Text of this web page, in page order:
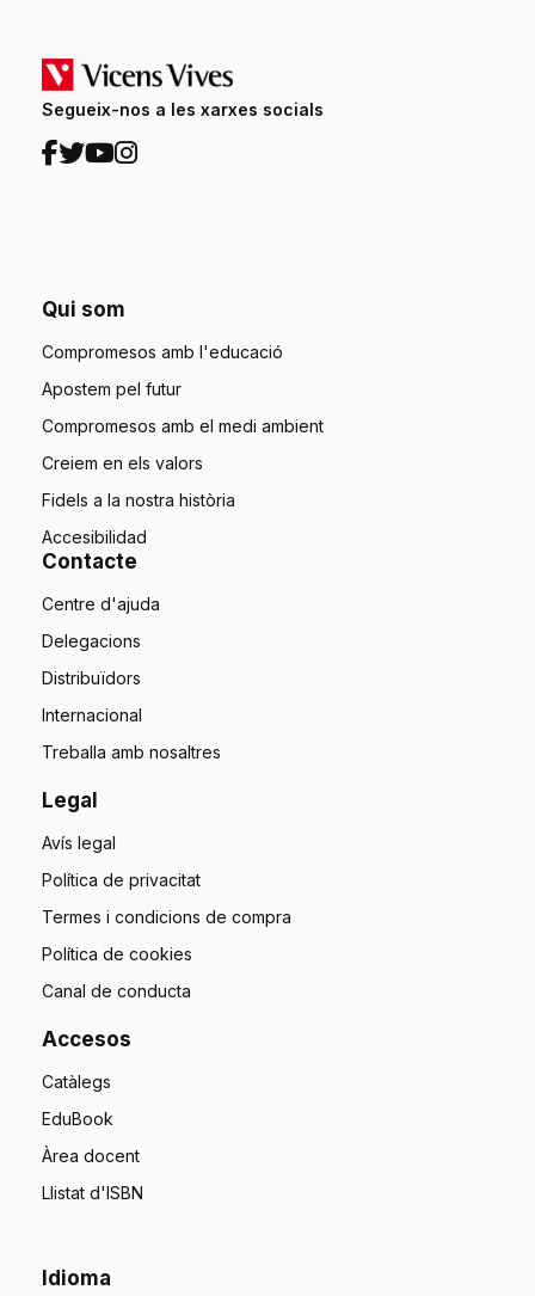
Segueix-nos a les xarxes socials
Qui som
Compromesos amb l'educació
Apostem pel futur
Compromesos amb el medi ambient
Creiem en els valors
Fidels a la nostra història
Accesibilidad
Contacte
Centre d'ajuda
Delegacions
Distribuïdors
Internacional
Treballa amb nosaltres
Legal
Avís legal
Política de privacitat
Termes i condicions de compra
Política de cookies
Canal de conducta
Accesos
Catàlegs
EduBook
Àrea docent
Llistat d'ISBN
Idioma